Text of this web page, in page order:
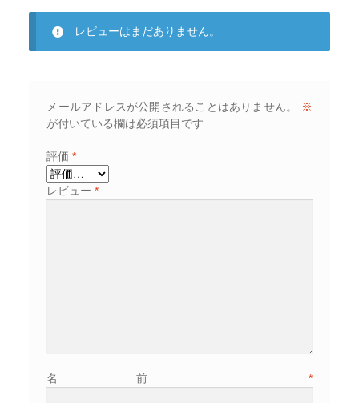
レビューはまだありません。
メールアドレスが公開されることはありません。
※
が付いている欄は必須項目です
評価*
レビュー*
名前 *